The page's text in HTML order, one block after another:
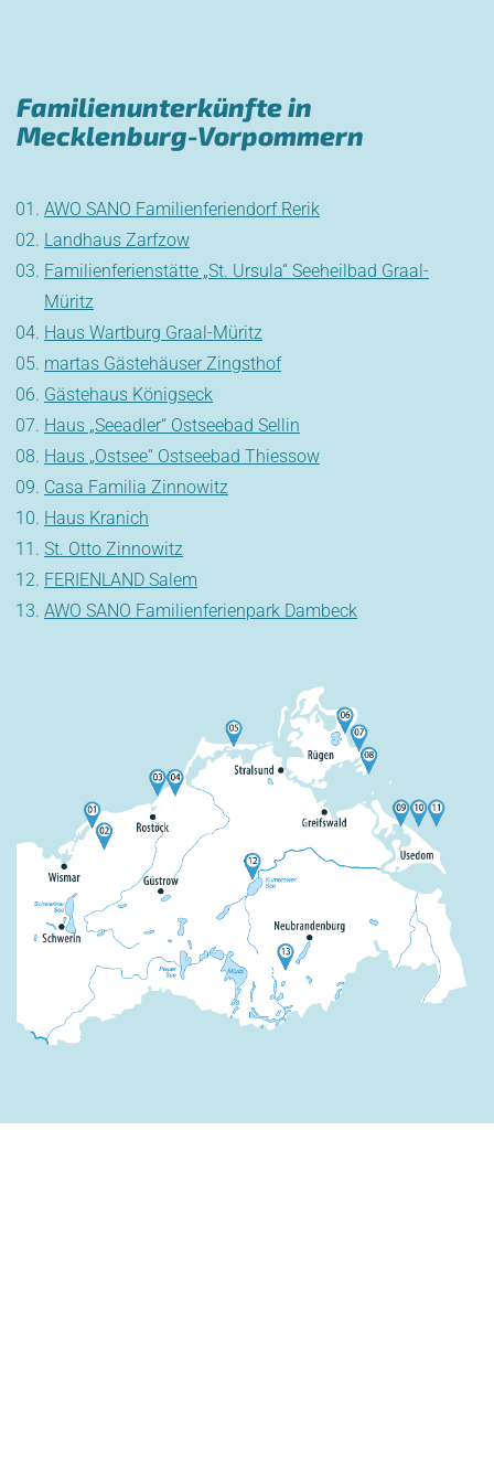
Familienunterkünfte in
Mecklenburg-Vorpommern
AWO SANO Familienferiendorf Rerik
Landhaus Zarfzow
Familienferienstätte „St. Ursula“ Seeheilbad Graal-
Müritz
Haus Wartburg Graal-Müritz
martas Gästehäuser Zingsthof
Gästehaus Königseck
Haus „Seeadler“ Ostseebad Sellin
Haus „Ostsee“ Ostseebad Thiessow
Casa Familia Zinnowitz
Haus Kranich
St. Otto Zinnowitz
FERIENLAND Salem
AWO SANO Familienferienpark Dambeck